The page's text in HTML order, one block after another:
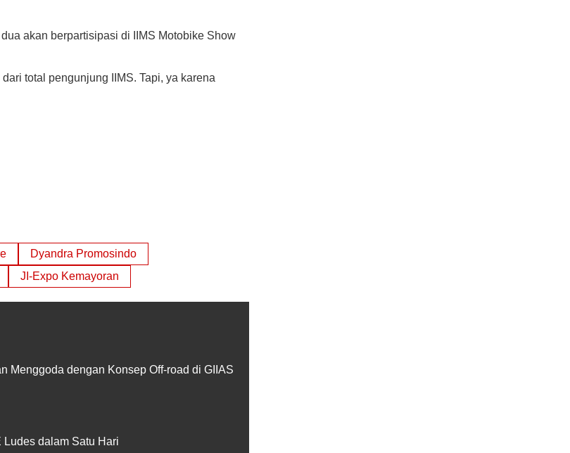
akan berpartisipasi di IIMS Motobike Show
total pengunjung IIMS. Tapi, ya karena
Dyandra Promosindo
JI-Expo Kemayoran
Menggoda dengan Konsep Off-road di GIIAS
dalam Satu Hari